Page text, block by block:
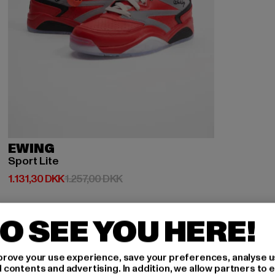
EWING
Sport Lite
1.131,30 DKK
Nuværende pris: 1.131,30 DKK
1.257,00 DKKKampagnepris: 1.257,00 DKK
-35%SEE YOU HERE!
your use experience, save your preferences, analyse
and advertising. In addition, we allow partners to